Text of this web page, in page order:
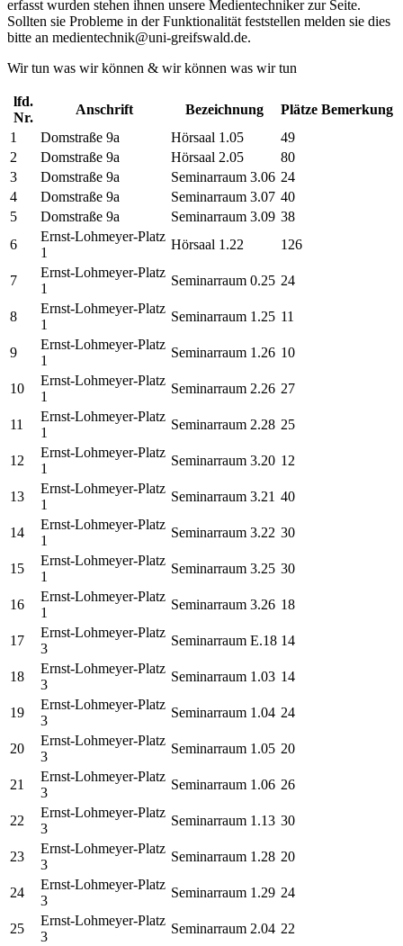
erfasst wurden stehen ihnen unsere Medientechniker zur Seite.
Sollten sie Probleme in der Funktionalität feststellen melden sie dies
bitte an medientechnik@uni-greifswald.de.
Wir tun was wir können & wir können was wir tun
lfd.
Nr.
Anschrift Bezeichnung Plätze Bemerkung
1
Domstraße 9a Hörsaal 1.05
49
2
Domstraße 9a Hörsaal 2.05
80
3
Domstraße 9a Seminarraum 3.06 24
4
Domstraße 9a Seminarraum 3.07 40
5
Domstraße 9a Seminarraum 3.09 38
6
Ernst-Lohmeyer-Platz
1
Hörsaal 1.22 126
7
Ernst-Lohmeyer-Platz
1
Seminarraum 0.25 24
8
Ernst-Lohmeyer-Platz
1
Seminarraum 1.25 11
9
Ernst-Lohmeyer-Platz
1
Seminarraum 1.26 10
10
Ernst-Lohmeyer-Platz
1
Seminarraum 2.26 27
11
Ernst-Lohmeyer-Platz
1
Seminarraum 2.28 25
12
Ernst-Lohmeyer-Platz
1
Seminarraum 3.20 12
13
Ernst-Lohmeyer-Platz
1
Seminarraum 3.21 40
14
Ernst-Lohmeyer-Platz
1
Seminarraum 3.22 30
15
Ernst-Lohmeyer-Platz
1
Seminarraum 3.25 30
16
Ernst-Lohmeyer-Platz
1
Seminarraum 3.26 18
17
Ernst-Lohmeyer-Platz
3
Seminarraum E.18 14
18
Ernst-Lohmeyer-Platz
3
Seminarraum 1.03 14
19
Ernst-Lohmeyer-Platz
3
Seminarraum 1.04 24
20
Ernst-Lohmeyer-Platz
3
Seminarraum 1.05 20
21
Ernst-Lohmeyer-Platz
3
Seminarraum 1.06 26
22
Ernst-Lohmeyer-Platz
3
Seminarraum 1.13 30
23
Ernst-Lohmeyer-Platz
3
Seminarraum 1.28 20
24
Ernst-Lohmeyer-Platz
3
Seminarraum 1.29 24
25
Ernst-Lohmeyer-Platz
3
Seminarraum 2.04 22